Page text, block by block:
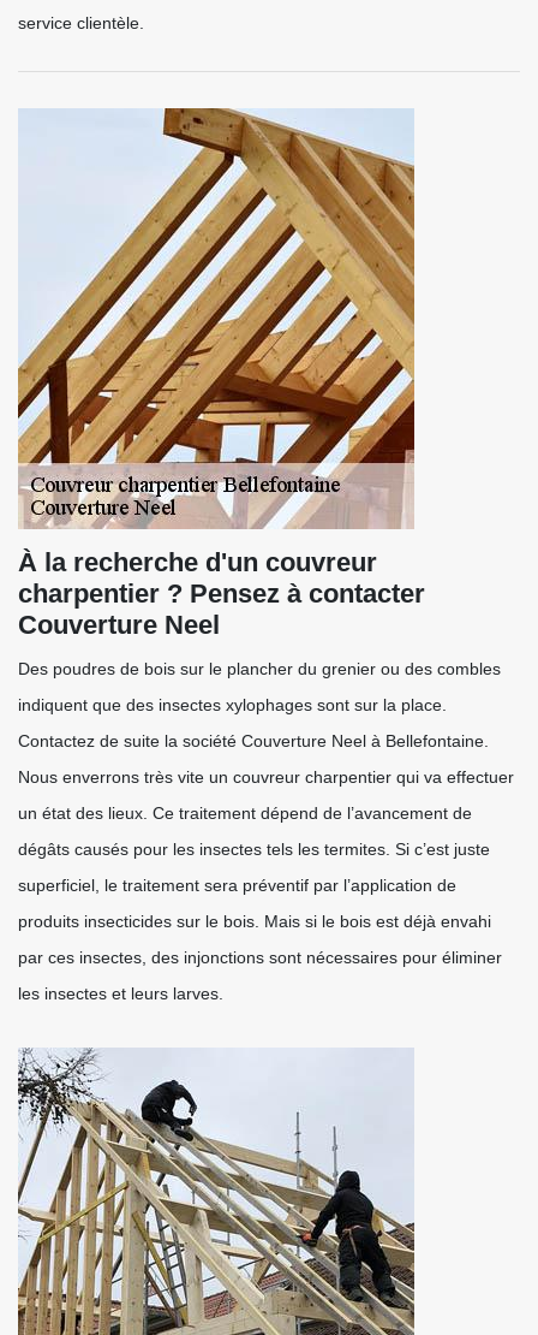
service clientèle.
À la recherche d'un couvreur
charpentier ? Pensez à contacter
Couverture Neel
Des poudres de bois sur le plancher du grenier ou des combles
indiquent que des insectes xylophages sont sur la place.
Contactez de suite la société Couverture Neel à Bellefontaine.
Nous enverrons très vite un couvreur charpentier qui va effectuer
un état des lieux. Ce traitement dépend de l’avancement de
dégâts causés pour les insectes tels les termites. Si c’est juste
superficiel, le traitement sera préventif par l’application de
produits insecticides sur le bois. Mais si le bois est déjà envahi
par ces insectes, des injonctions sont nécessaires pour éliminer
les insectes et leurs larves.